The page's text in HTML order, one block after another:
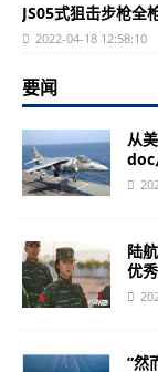
JS05式狙击步枪全
2022-04-18 12:58:10
要闻
从
doc
陆
优
”然